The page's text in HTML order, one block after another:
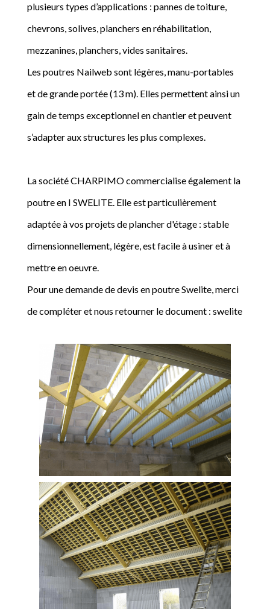
plusieurs types d’applications : pannes de toiture,
chevrons, solives, planchers en réhabilitation,
mezzanines, planchers, vides sanitaires.
Les poutres Nailweb sont légères, manu-portables
et de grande portée (13 m). Elles permettent ainsi un
gain de temps exceptionnel en chantier et peuvent
s’adapter aux structures les plus complexes.
La société CHARPIMO commercialise également la
poutre en I SWELITE. Elle est particulièrement
adaptée à vos projets de plancher d'étage : stable
dimensionnellement, légère, est facile à usiner et à
mettre en oeuvre.
Pour une demande de devis en poutre Swelite, merci
de compléter et nous retourner le document : swelite